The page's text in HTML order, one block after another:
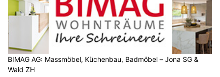
BIMAG AG: Massmöbel, Küchenbau, Badmöbel – Jona SG &
Wald ZH